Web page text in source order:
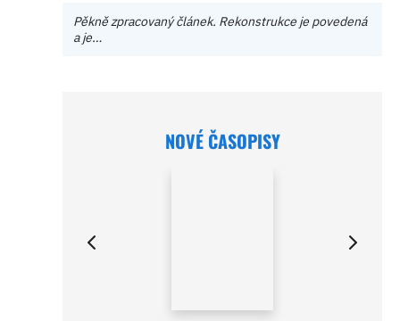
Pěkně zpracovaný článek. Rekonstrukce je povedená
a je…
NOVÉ ČASOPISY